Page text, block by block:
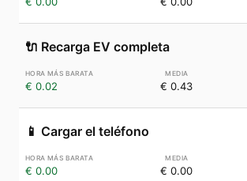
🔌 Recarga EV completa
€ 0.02 € 0.43
📱 Cargar el teléfono
€ 0.00 € 0.00